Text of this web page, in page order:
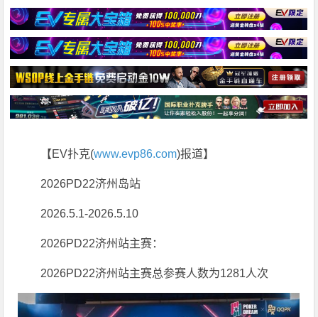
【EV扑克(www.evp86.com)报道】
2026PD22济州岛站
2026.5.1-2026.5.10
2026PD22济州站主赛：
2026PD22济州站主赛总参赛人数为1281人次